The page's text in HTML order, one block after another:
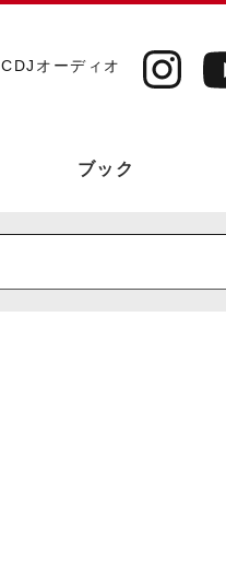
CDJオーディオ
ブック